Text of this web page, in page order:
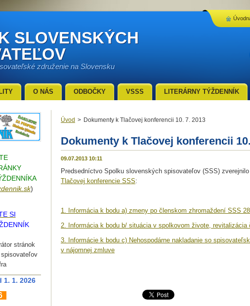
SLOVENSKÝCH
združenie na Slovensku
Úvod > Dokumenty k Tlačovej konferencii 10. 7. 2013
Dokumenty k Tlačovej konferencii
09.07.2013 10:11
Predsedníctvo Spolku slovenských spisovateľov (SSS)
Tlačovej konferencie SSS:
1. Informácia k bodu a) zmeny po členskom zhromaždení SSS
2. Informácia k bodu b/ situácia v spolkovom živote, revitalizácia
3. Informácie k bodu c) Nehospodárne nakladanie so
v nájomnej zmluve
)
SI
stránok
1. 1. 2026
O NÁS ODBOČKY VSSS LITERÁRNY TÝŽDENNÍK